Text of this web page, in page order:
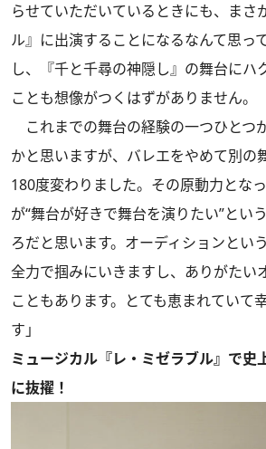
らせていただいているときにも、まさ
ル』に出演することになるなんて思っ
し、『千と千尋の神隠し』の舞台にハ
ことも想像がつくはずがありません。
これまでの舞台の経験の一つひとつ
かと思いますが、バレエをやめて別の
180度変わりました。その原動力とな
が“舞台が好きで舞台を演りたい”とい
ろだと思います。オーディションとい
全力で掴みにいきますし、ありがたい
こともあります。とても恵まれていて
す」
ミュージカル『レ・ミゼラブル』で史
に抜擢！